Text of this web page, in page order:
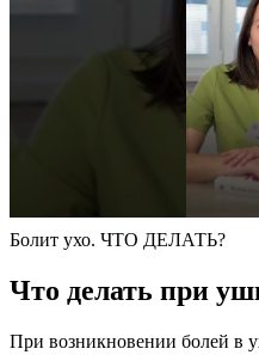
Болит ухо. ЧТО ДЕЛАТЬ?
Что делать при
При возникновении болей в